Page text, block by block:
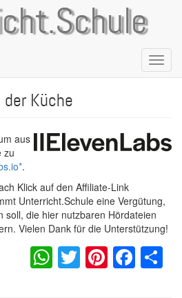
Küche
aus
zu
*.
Klick auf den Affiliate-Link
Unterricht.Schule eine Vergütung,
soll, die hier nutzbaren Hördateien
Vielen Dank für die Unterstützung!
WhatsApp
Twitter